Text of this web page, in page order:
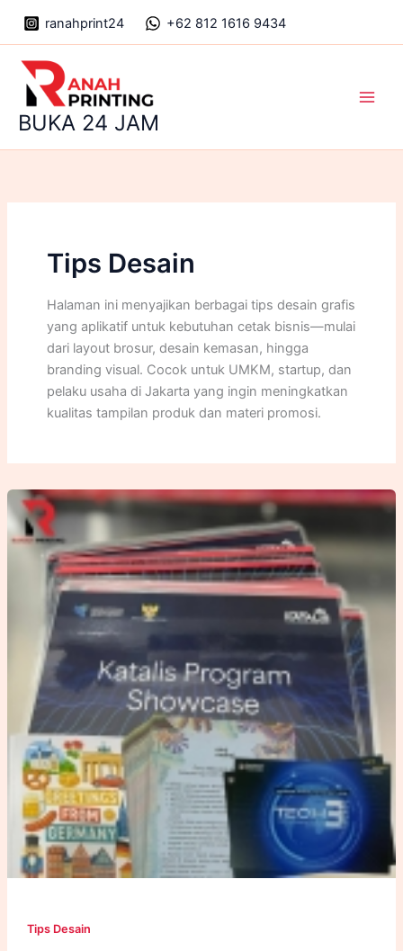
ranahprint24 +62 812 1616 9434
BUKA 24 JAM
Tips Desain
Halaman ini menyajikan berbagai tips desain grafis
yang aplikatif untuk kebutuhan cetak bisnis—mulai
dari layout brosur, desain kemasan, hingga
branding visual. Cocok untuk UMKM, startup, dan
pelaku usaha di Jakarta yang ingin meningkatkan
kualitas tampilan produk dan materi promosi.
Tips Desain